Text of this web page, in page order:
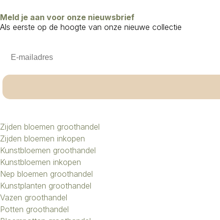
Meld je aan voor onze nieuwsbrief
Als eerste op de hoogte van onze nieuwe collectie
Zijden bloemen groothandel
Zijden bloemen inkopen
Kunstbloemen groothandel
Kunstbloemen inkopen
Nep bloemen groothandel
Kunstplanten groothandel
Vazen groothandel
Potten groothandel